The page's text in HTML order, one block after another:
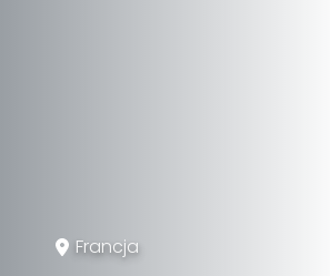
Francja